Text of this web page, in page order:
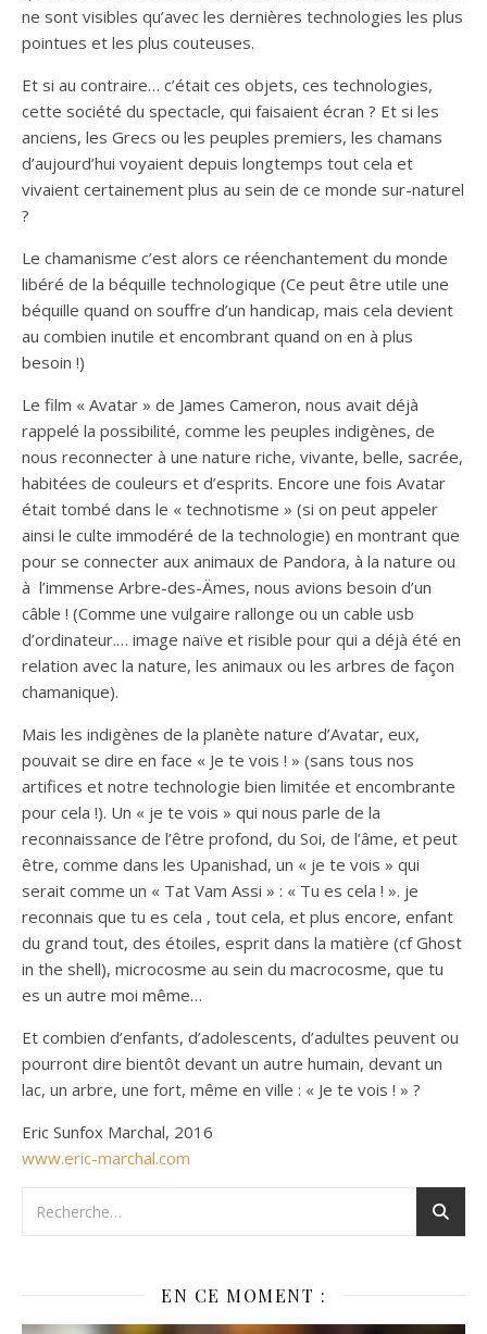
ne sont visibles qu’avec les dernières technologies les plus
pointues et les plus couteuses.
Et si au contraire… c’était ces objets, ces technologies,
cette société du spectacle, qui faisaient écran ? Et si les
anciens, les Grecs ou les peuples premiers, les chamans
d’aujourd’hui voyaient depuis longtemps tout cela et
vivaient certainement plus au sein de ce monde sur-naturel
?
Le chamanisme c’est alors ce réenchantement du monde
libéré de la béquille technologique (Ce peut être utile une
béquille quand on souffre d’un handicap, mais cela devient
au combien inutile et encombrant quand on en à plus
besoin !)
Le film « Avatar » de James Cameron, nous avait déjà
rappelé la possibilité, comme les peuples indigènes, de
nous reconnecter à une nature riche, vivante, belle, sacrée,
habitées de couleurs et d’esprits. Encore une fois Avatar
était tombé dans le « technotisme » (si on peut appeler
ainsi le culte immodéré de la technologie) en montrant que
pour se connecter aux animaux de Pandora, à la nature ou
à l’immense Arbre-des-Ämes, nous avions besoin d’un
câble ! (Comme une vulgaire rallonge ou un cable usb
d’ordinateur.… image naïve et risible pour qui a déjà été en
relation avec la nature, les animaux ou les arbres de façon
chamanique).
Mais les indigènes de la planète nature d’Avatar, eux,
pouvait se dire en face « Je te vois ! » (sans tous nos
artifices et notre technologie bien limitée et encombrante
pour cela !). Un « je te vois » qui nous parle de la
reconnaissance de l’être profond, du Soi, de l’âme, et peut
être, comme dans les Upanishad, un « je te vois » qui
serait comme un « Tat Vam Assi » : « Tu es cela ! ». je
reconnais que tu es cela , tout cela, et plus encore, enfant
du grand tout, des étoiles, esprit dans la matière (cf Ghost
in the shell), microcosme au sein du macrocosme, que tu
es un autre moi même…
Et combien d’enfants, d’adolescents, d’adultes peuvent ou
pourront dire bientôt devant un autre humain, devant un
lac, un arbre, une fort, même en ville : « Je te vois ! » ?
Eric Sunfox Marchal, 2016
www.eric-marchal.com
EN CE MOMENT :